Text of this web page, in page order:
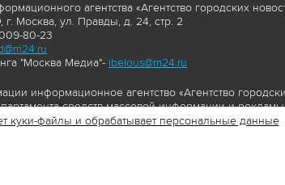
агентства «Агентство городских
г. Москва, ул. Правды, д. 24, стр. 2
80-23
"Москва Медиа"- ibelous@m24.ru
информационное агентство «Агентство
средств массовой информации и
содержит материалы, товарные знаки и иные
куки-файлы и обрабатывает персональные данные